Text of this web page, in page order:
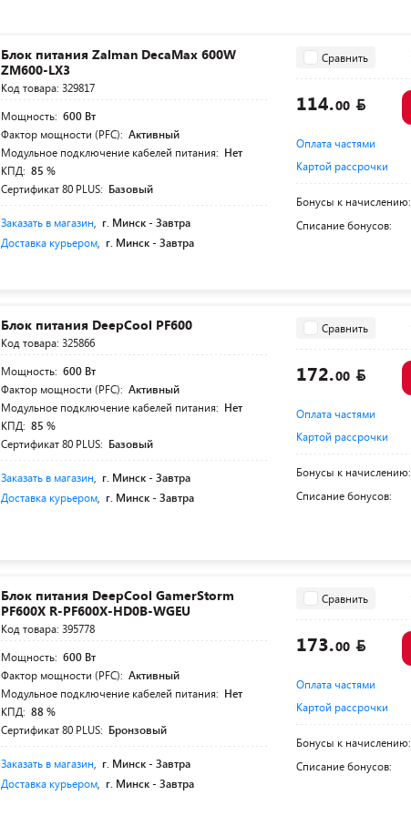
Блок питания Zalman DecaMax 600W
ZM600-LX3
Код товара: 329817
Мощность: 600 Вт
Фактор мощности (PFC): Активный
Модульное подключение кабелей питания: Нет
КПД: 85 %
Сертификат 80 PLUS: Базовый
Заказать в магазин г. Минск -Завтра
Доставка курьером г. Минск -Завтра
Сравнить
114.00
Оплата частями
Картой рассрочки
Бонусы к начислению:
Списание бонусов:
Блок питания DeepCool PF600
Код товара: 325866
Мощность: 600 Вт
Фактор мощности (PFC): Активный
Модульное подключение кабелей питания: Нет
КПД: 85 %
Сертификат 80 PLUS: Базовый
Заказать в магазин г. Минск -Завтра
Доставка курьером г. Минск -Завтра
Сравнить
172.00
Оплата частями
Картой рассрочки
Бонусы к начислению:
Списание бонусов:
Блок питания DeepCool GamerStorm
PF600X R-PF600X-HD0B-WGEU
Код товара: 395778
Мощность: 600 Вт
Фактор мощности (PFC): Активный
Модульное подключение кабелей питания: Нет
КПД: 88 %
Сертификат 80 PLUS: Бронзовый
Заказать в магазин г. Минск -Завтра
Доставка курьером г. Минск -Завтра
Сравнить
173.00
Оплата частями
Картой рассрочки
Бонусы к начислению:
Списание бонусов: